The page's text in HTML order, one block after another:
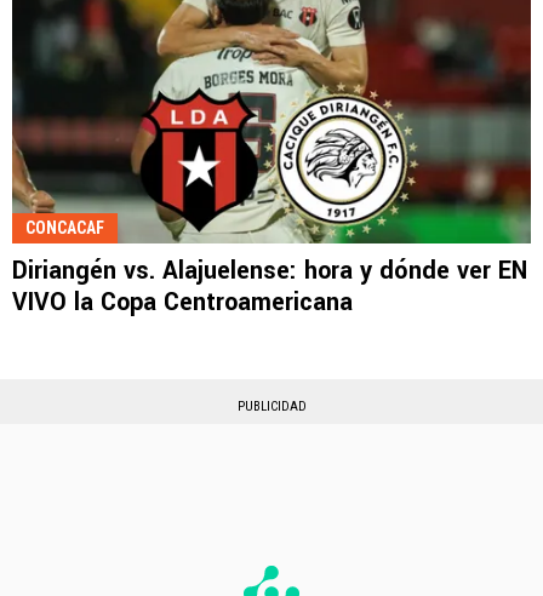
CONCACAF
Diriangén vs. Alajuelense: hora y dónde ver EN
VIVO la Copa Centroamericana
PUBLICIDAD